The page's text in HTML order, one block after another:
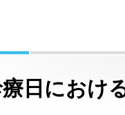
日におけ